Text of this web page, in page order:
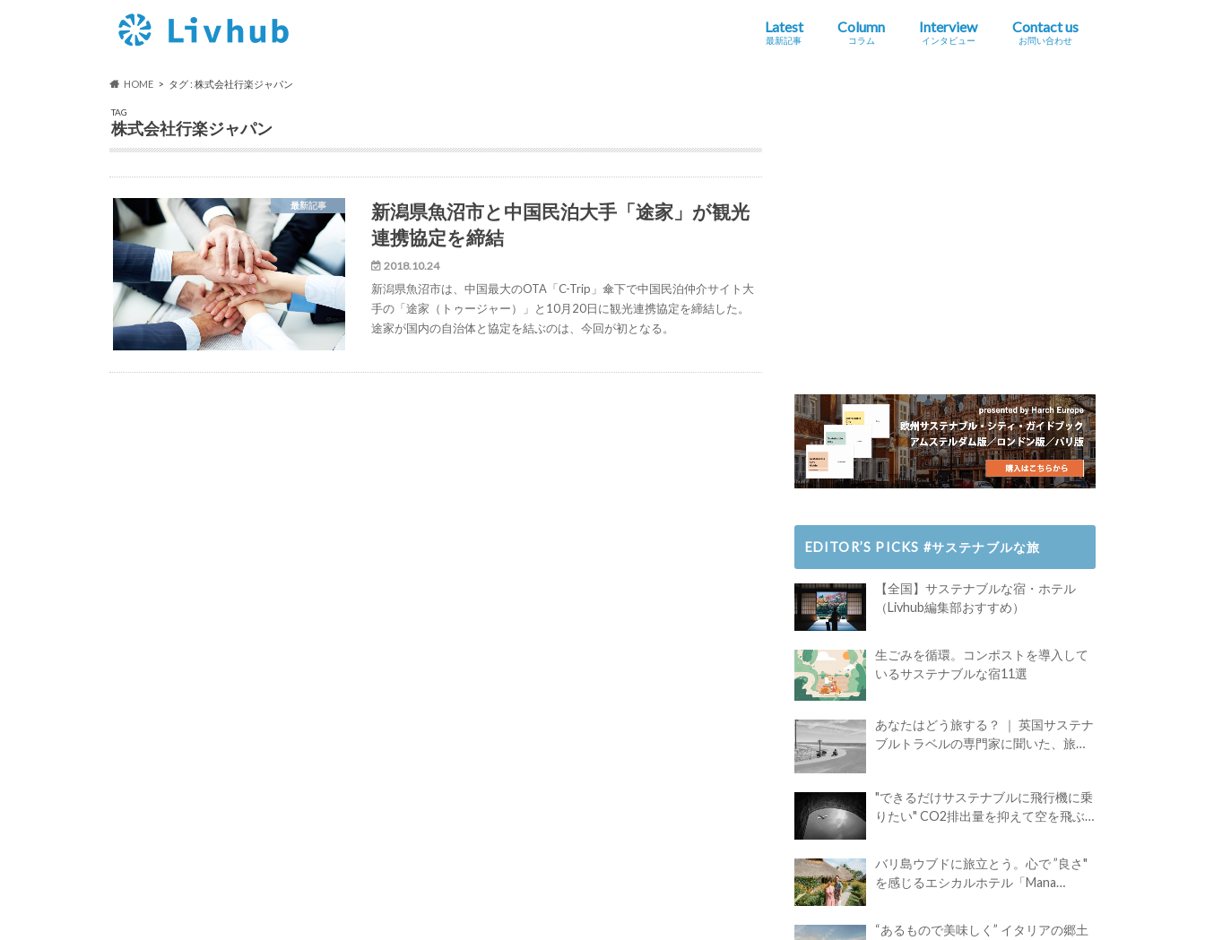
Latest
最新記事
Column
コラム
Interview
インタビュー
Contact us
お問い合わせ
HOME タグ : 株式会社行楽ジャパン
TAG
株式会社行楽ジャパン
最新記事
新潟県魚沼市と中国民泊大手「途家」が観光
連携協定を締結
2018.10.24
新潟県魚沼市は、中国最大のOTA「C-Trip」傘下で中国民泊仲介サイト大
手の「途家（トゥージャー）」と10月20日に観光連携協定を締結した。
途家が国内の自治体と協定を結ぶのは、今回が初となる。
EDITOR’S PICKS #サステナブルな旅
【全国】サステナブルな宿・ホテル
（Livhub編集部おすすめ）
生ごみを循環。コンポストを導入して
いるサステナブルな宿11選
あなたはどう旅する？ ｜ 英国サステナ
ブルトラベルの専門家に聞いた、旅の
"できるだけサステナブルに飛行機に乗
りたい" CO2排出量を抑えて空を飛ぶ
バリ島ウブドに旅立とう。心で ”良さ"
を感じるエシカルホテル「Mana
“あるもので美味しく” イタリアの郷土